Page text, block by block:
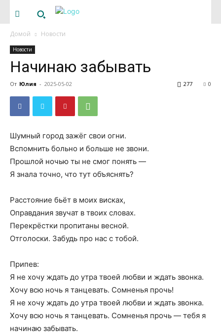
Домой Новости
Новости
Начинаю забывать
От Юлия - 2025-05-02 0
277
Шумный город зажёг свои огни.
Вспомнить больно и больше не звони.
Прошлой ночью ты не смог понять —
Я знала точно, что тут объяснять?
Расстояние бьёт в моих висках,
Оправдания звучат в твоих словах.
Перекрёстки пропитаны весной.
Отголоски. Забудь про нас с тобой.
Припев:
Я не хочу ждать до утра твоей любви и ждать звонка.
Хочу всю ночь я танцевать. Сомненья прочь!
Я не хочу ждать до утра твоей любви и ждать звонка.
Хочу всю ночь я танцевать. Сомненья прочь — тебя я
начинаю забывать.